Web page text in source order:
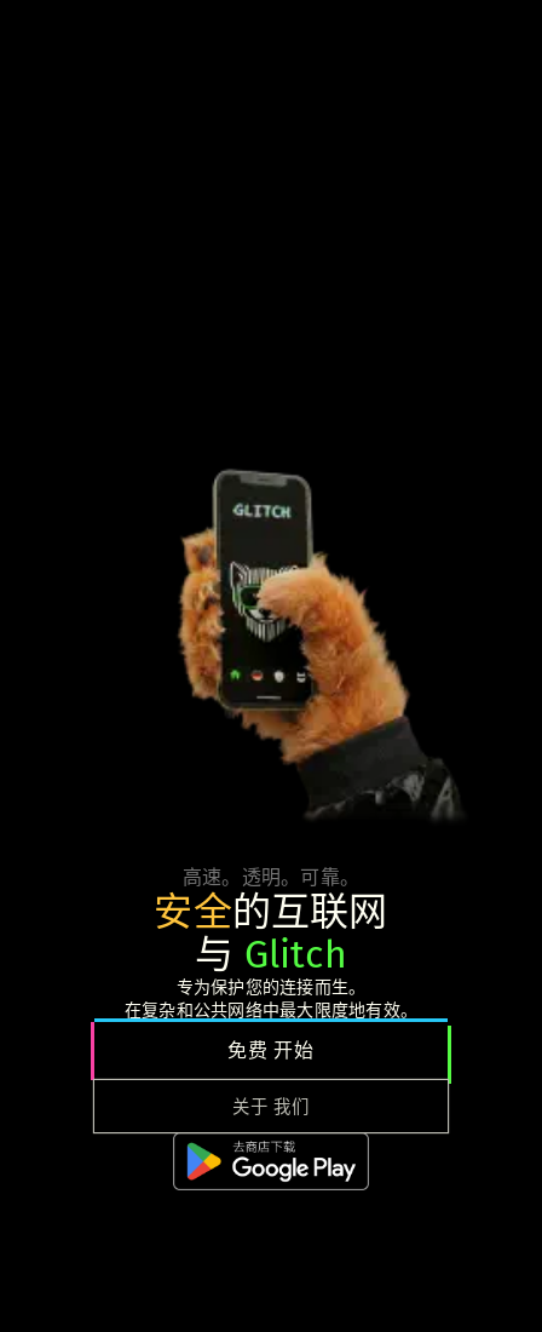
高速。透明。可靠。
安全的互联网
与 Glitch
专为保护您的连接而生。
在复杂和公共网络中最大限度地有效。
免费 开始
关于 我们